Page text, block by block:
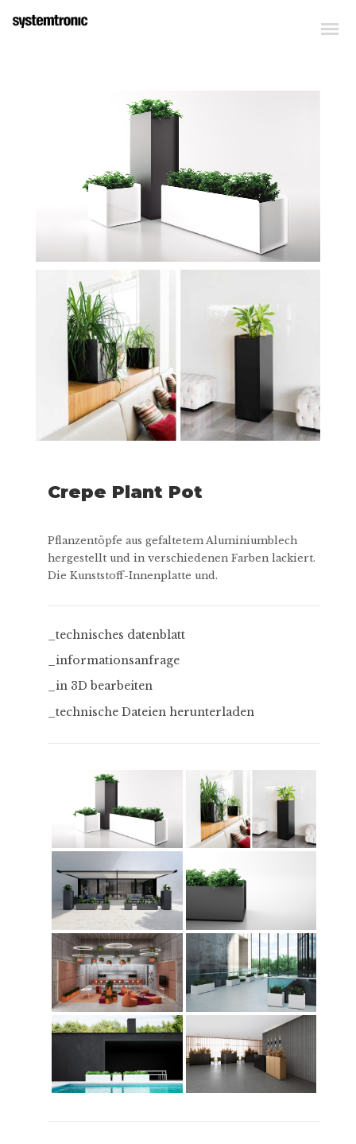
Crepe Plant Pot
Pflanzentöpfe aus gefaltetem Aluminiumblech
hergestellt und in verschiedenen Farben lackiert.
Die Kunststoff-Innenplatte und.
_technisches datenblatt
_informationsanfrage
_in 3D bearbeiten
_technische Dateien herunterladen